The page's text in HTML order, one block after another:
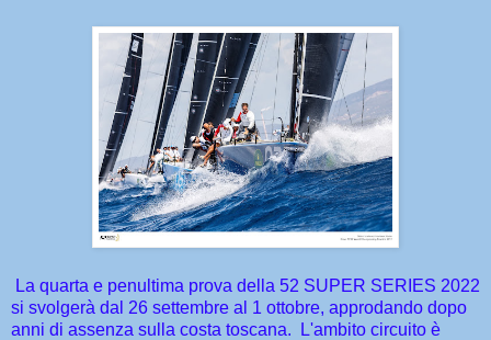
La quarta e penultima prova della 52 SUPER SERIES 2022
si svolgerà dal 26 settembre al 1 ottobre, approdando dopo
anni di assenza sulla costa toscana.
L'ambito circuito è